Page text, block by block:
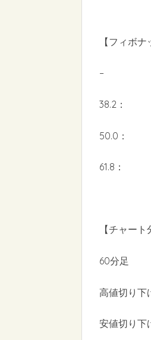
【フィボナ
–
38.2：
50.0：
61.8：
【チャート
60分足
高値切り下
安値切り下